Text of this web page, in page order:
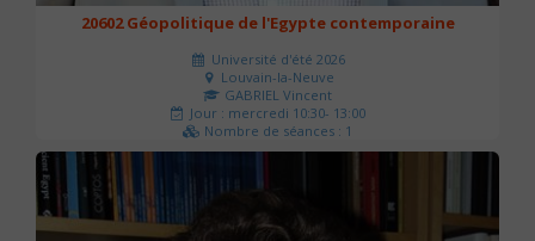
20602 Géopolitique de l'Egypte contemporaine
Université d'été 2026
Louvain-la-Neuve
GABRIEL Vincent
Jour : mercredi 10:30- 13:00
Nombre de séances : 1
21 €